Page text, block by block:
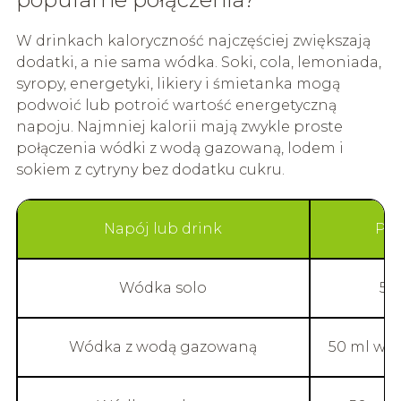
W drinkach kaloryczność najczęściej zwiększają
dodatki, a nie sama wódka. Soki, cola, lemoniada,
syropy, energetyki, likiery i śmietanka mogą
podwoić lub potroić wartość energetyczną
napoju. Najmniej kalorii mają zwykle proste
połączenia wódki z wodą gazowaną, lodem i
sokiem z cytryny bez dodatku cukru.
Napój lub drink
Wódka solo
Wódka z wodą gazowaną 50 ml